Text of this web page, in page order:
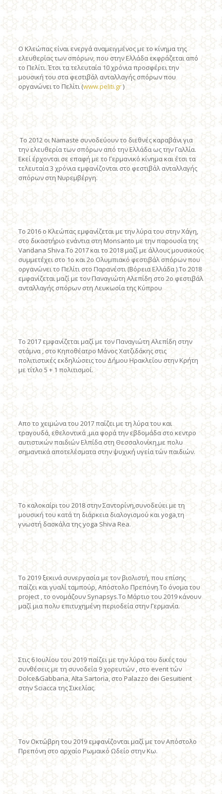
Ο Κλεώπας είναι ενεργά αναμειγμένος με το κίνημα της
ελευθερίας των σπόρων, που στην Ελλάδα εκφράζεται από
το Πελίτι. Έτσι τα τελευταία 10 χρόνια προσφέρει την
μουσική του στα φεστιβάλ ανταλλαγής σπόρων που
οργανώνει το Πελίτι (www.peliti.gr)
Το 2012 οι Namaste συνοδεύουν το διεθνές καραβάνι για
την ελευθερία των σπόρων από την Ελλάδα ως την Γαλλία.
Εκεί έρχονται σε επαφή με το Γερμανικό κίνημα και έτσι τα
τελευταία 3 χρόνια εμφανίζονται στο φεστιβάλ ανταλλαγής
σπόρων στη Νυρεμβέργη.
Το 2016 ο Κλεώπας εμφανίζεται με την λύρα του στην Χάγη,
στο δικαστήριο ενάντια στη Monsanto με την παρουσία της
Vandana Shiva.Το 2017 και το 2018 μαζί με άλλους μουσικούς
συμμετέχει στο 1ο και 2ο Ολυμπιακό φεστιβάλ σπόρων που
οργανώνει το Πελίτι στο Παρανέστι (Βόρεια Ελλάδα ).Το 2018
εμφανίζεται μαζί με τον Παναγιώτη Αλεπίδη στο 2ο φεστιβάλ
ανταλλαγής σπόρων στη Λευκωσία της Κύπρου
Το 2017 εμφανίζεται μαζί με τον Παναγιώτη Αλεπίδη στην
στάμνα , στο Κηποθέατρο Μάνος Χατζιδάκης στις
πολιτιστικές εκδηλώσεις του Δήμου Ηρακλείου στην Κρήτη
με τίτλο 5 + 1 πολιτισμοί.
​Απο το χειμώνα του 2017 παίζει με τη λύρα του και
τραγουδά, εθελοντικά ,μια φορά την εβδομάδα στο κεντρο
αυτιστικών παιδιών Ελπίδα στη Θεσσαλονίκη,με πολυ
σημαντικά αποτελέσματα στην ψυχική υγεία τών παιδιών.
Το καλοκαίρι του 2018 στην Σαντορίνη,συνοδεύει με τη
μουσική του κατά τη διάρκεια διαλογισμού και yoga,τη
γνωστή δασκάλα της yoga Shiva Rea.
​Το 2019 ξεκινά συνεργασία με τον βιολιστή, που επίσης
παίζει και γυαλί ταμπούρ, Απόστολο Πρεπόνη.To όνομα του
project , το ονομάζουν Synapsys.Το Μάρτιο του 2019 κάνουν
μαζί μια πολυ επιτυχημένη περιοδεία στην Γερμανία.
​Στις 6 Ιουλίου του 2019 παίζει με την λύρα του δικές του
συνθέσεις με τη συνοδεία 9 χορευτών , στο event τών
Dolce&Gabbana, Alta Sartoria, στο Palazzo dei Gesuitient
στην Sciacca της Σικελίας.
Τον Οκτώβρη του 2019 εμφανίζονται μαζί με τον Απόστολο
Πρεπόνη στο αρχαίο Ρωμαικό Ωδείο στην Κω.